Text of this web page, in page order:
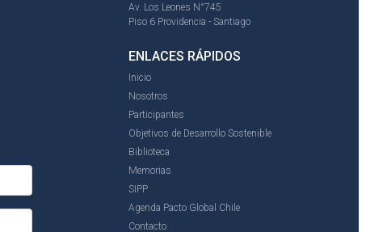
Av. Los Leones N°745
Piso 6 Providencia - Santiago
ENLACES RÁPIDOS
Inicio
Nosotros
Participantes
Objetivos de Desarrollo Sostenible
Biblioteca
Memorias
SIPP
Agenda Pacto Global Chile
Contacto